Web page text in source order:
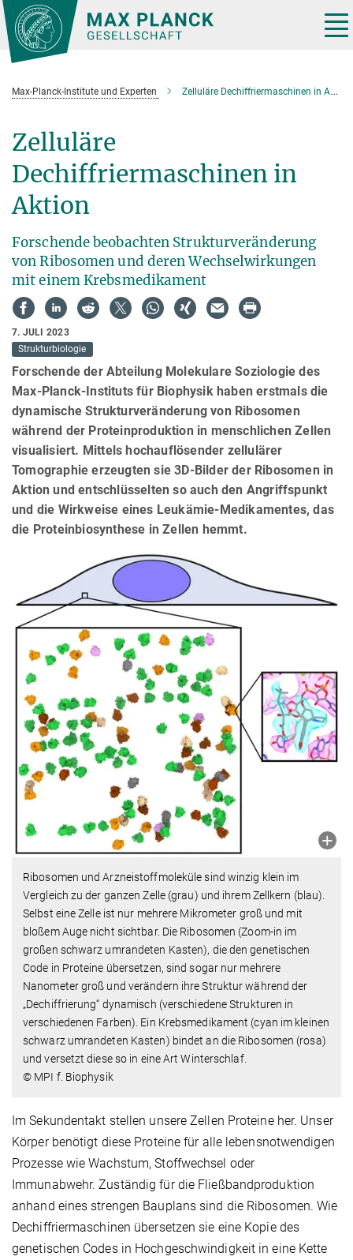
Hauptinhalt
Max-Planck-Institute und Experten Zelluläre Dechiffriermaschinen in Aktion
Zelluläre
Dechiffriermaschinen in
Aktion
Forschende beobachten Strukturveränderung
von Ribosomen und deren Wechselwirkungen
mit einem Krebsmedikament
7. JULI 2023
Strukturbiologie
Forschende der Abteilung Molekulare Soziologie des
Max-Planck-Instituts für Biophysik haben erstmals die
dynamische Strukturveränderung von Ribosomen
während der Proteinproduktion in menschlichen Zellen
visualisiert. Mittels hochauflösender zellulärer
Tomographie erzeugten sie 3D-Bilder der Ribosomen in
Aktion und entschlüsselten so auch den Angriffspunkt
und die Wirkweise eines Leukämie-Medikamentes, das
die Proteinbiosynthese in Zellen hemmt.
Ribosomen und Arzneistoffmoleküle sind winzig klein im
Vergleich zu der ganzen Zelle (grau) und ihrem Zellkern (blau).
Selbst eine Zelle ist nur mehrere Mikrometer groß und mit
bloßem Auge nicht sichtbar. Die Ribosomen (Zoom-in im
großen schwarz umrandeten Kasten), die den genetischen
Code in Proteine übersetzen, sind sogar nur mehrere
Nanometer groß und verändern ihre Struktur während der
„Dechiffrierung“ dynamisch (verschiedene Strukturen in
verschiedenen Farben). Ein Krebsmedikament (cyan im kleinen
schwarz umrandeten Kasten) bindet an die Ribosomen (rosa)
und versetzt diese so in eine Art Winterschlaf.
© MPI f. Biophysik
Im Sekundentakt stellen unsere Zellen Proteine her. Unser
Körper benötigt diese Proteine für alle lebensnotwendigen
Prozesse wie Wachstum, Stoffwechsel oder
Immunabwehr. Zuständig für die Fließbandproduktion
anhand eines strengen Bauplans sind die Ribosomen. Wie
Dechiffriermaschinen übersetzen sie eine Kopie des
genetischen Codes in Hochgeschwindigkeit in eine Kette